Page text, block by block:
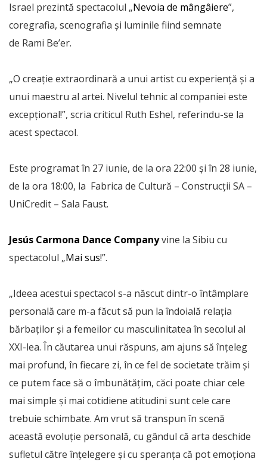
Israel prezintă spectacolul „Nevoia de mângâiere”,
coregrafia, scenografia și luminile fiind semnate
de Rami Be’er.
„O creație extraordinară a unui artist cu experiență și a
unui maestru al artei. Nivelul tehnic al companiei este
excepțional!”, scria criticul Ruth Eshel, referindu-se la
acest spectacol.
Este programat în 27 iunie, de la ora 22:00 și în 28 iunie,
de la ora 18:00, la Fabrica de Cultură – Construcții SA –
UniCredit – Sala Faust.
Jesús Carmona Dance Companyvine la Sibiu cu
spectacolul „Mai sus!”.
„Ideea acestui spectacol s-a născut dintr-o întâmplare
personală care m-a făcut să pun la îndoială relația
bărbaților și a femeilor cu masculinitatea în secolul al
XXI-lea. În căutarea unui răspuns, am ajuns să înțeleg
mai profund, în fiecare zi, în ce fel de societate trăim și
ce putem face să o îmbunătățim, căci poate chiar cele
mai simple și mai cotidiene atitudini sunt cele care
trebuie schimbate. Am vrut să transpun în scenă
această evoluție personală, cu gândul că arta deschide
sufletul către înțelegere și cu speranța că pot emoționa